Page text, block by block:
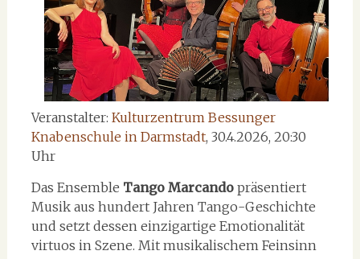
Veranstalter: Kulturzentrum Bessunger
Knabenschule in Darmstadt, 30.4.2026, 20:30
Uhr
Das Ensemble Tango Marcando präsentiert
Musik aus hundert Jahren Tango-Geschichte
und setzt dessen einzigartige Emotionalität
virtuos in Szene. Mit musikalischem Feinsinn